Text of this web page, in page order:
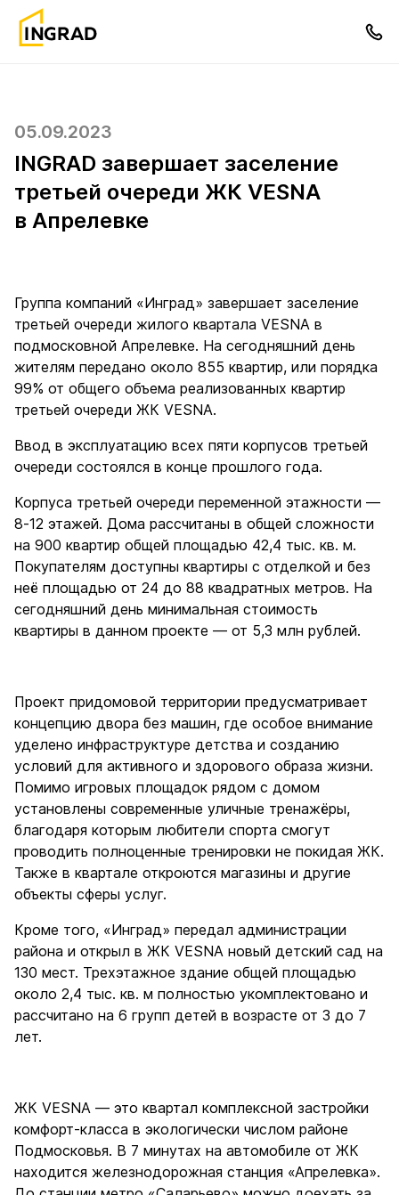
05.09.2023
INGRAD завершает заселение
третьей очереди ЖК VESNA
в Апрелевке
Группа компаний «Инград» завершает заселение
третьей очереди жилого квартала VESNA в
подмосковной Апрелевке. На сегодняшний день
жителям передано около 855 квартир, или порядка
99% от общего объема реализованных квартир
третьей очереди ЖК VESNA.
Ввод в эксплуатацию всех пяти корпусов третьей
очереди состоялся в конце прошлого года.
Корпуса третьей очереди переменной этажности —
8-12 этажей. Дома рассчитаны в общей сложности
на 900 квартир общей площадью 42,4 тыс. кв. м.
Покупателям доступны квартиры с отделкой и без
неё площадью от 24 до 88 квадратных метров. На
сегодняшний день минимальная стоимость
квартиры в данном проекте — от 5,3 млн рублей.
Проект придомовой территории предусматривает
концепцию двора без машин, где особое внимание
уделено инфраструктуре детства и созданию
условий для активного и здорового образа жизни.
Помимо игровых площадок рядом с домом
установлены современные уличные тренажёры,
благодаря которым любители спорта смогут
проводить полноценные тренировки не покидая ЖК.
Также в квартале откроются магазины и другие
объекты сферы услуг.
Кроме того, «Инград» передал администрации
района и открыл в ЖК VESNA новый детский сад на
130 мест. Трехэтажное здание общей площадью
около 2,4 тыс. кв. м полностью укомплектовано и
рассчитано на 6 групп детей в возрасте от 3 до 7
лет.
ЖК VESNA — это квартал комплексной застройки
комфорт-класса в экологически числом районе
Подмосковья. В 7 минутах на автомобиле от ЖК
находится железнодорожная станция «Апрелевка».